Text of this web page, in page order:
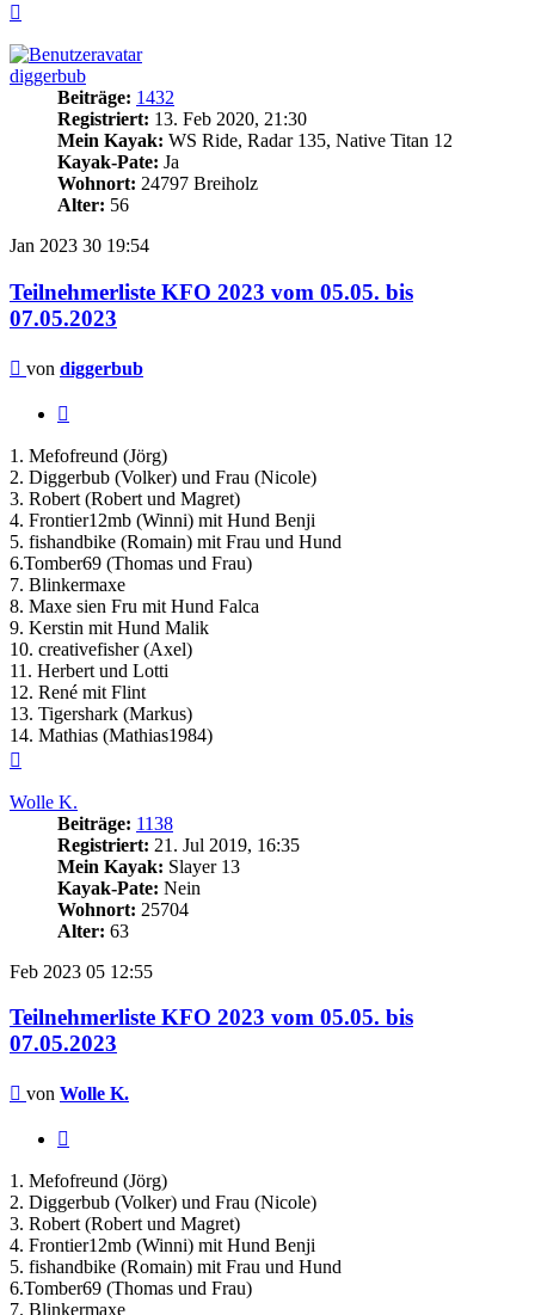
diggerbub
Beiträge: 1432
Registriert: 13. Feb 2020, 21:30
Mein Kayak: WS Ride, Radar 135, Native Titan 12
Kayak-Pate: Ja
Wohnort: 24797 Breiholz
Alter: 56
Jan 2023 30 19:54
Teilnehmerliste KFO 2023 vom 05.05. bis
07.05.2023
Beitrag
von diggerbub
1. Mefofreund (Jörg)
2. Diggerbub (Volker) und Frau (Nicole)
3. Robert (Robert und Magret)
4. Frontier12mb (Winni) mit Hund Benji
5. fishandbike (Romain) mit Frau und Hund
6.Tomber69 (Thomas und Frau)
7. Blinkermaxe
8. Maxe sien Fru mit Hund Falca
9. Kerstin mit Hund Malik
10. creativefisher (Axel)
11. Herbert und Lotti
12. René mit Flint
13. Tigershark (Markus)
14. Mathias (Mathias1984)
Wolle K.
Beiträge: 1138
Registriert: 21. Jul 2019, 16:35
Mein Kayak: Slayer 13
Kayak-Pate: Nein
Wohnort: 25704
Alter: 63
Feb 2023 05 12:55
Teilnehmerliste KFO 2023 vom 05.05. bis
07.05.2023
Beitrag
von Wolle K.
1. Mefofreund (Jörg)
2. Diggerbub (Volker) und Frau (Nicole)
3. Robert (Robert und Magret)
4. Frontier12mb (Winni) mit Hund Benji
5. fishandbike (Romain) mit Frau und Hund
6.Tomber69 (Thomas und Frau)
7. Blinkermaxe